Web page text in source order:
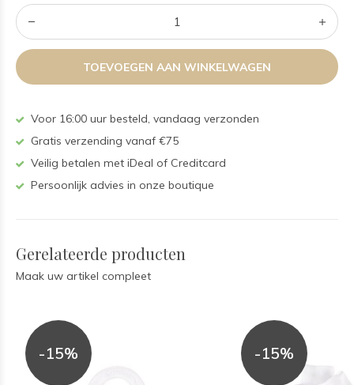
TOEVOEGEN AAN WINKELWAGEN
Voor 16:00 uur besteld, vandaag verzonden
Gratis verzending vanaf €75
Veilig betalen met iDeal of Creditcard
Persoonlijk advies in onze boutique
Gerelateerde producten
Maak uw artikel compleet
-15% -15%